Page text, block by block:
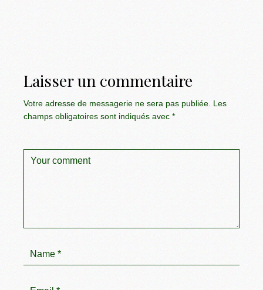
Laisser un commentaire
Votre adresse de messagerie ne sera pas publiée. Les
champs obligatoires sont indiqués avec*